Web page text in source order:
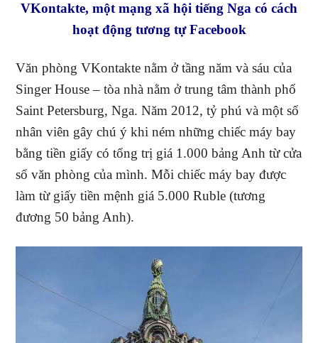
VKontakte, một mạng xã hội tiếng Nga có cách
hoạt động tương tự Facebook
Văn phòng VKontakte nằm ở tầng năm và sáu của
Singer House – tòa nhà nằm ở trung tâm thành phố
Saint Petersburg, Nga. Năm 2012, tỷ phú và một số
nhân viên gây chú ý khi ném những chiếc máy bay
bằng tiền giấy có tổng trị giá 1.000 bảng Anh từ cửa
sổ văn phòng của mình. Mỗi chiếc máy bay được
làm từ giấy tiền mệnh giá 5.000 Ruble (tương
đương 50 bảng Anh).